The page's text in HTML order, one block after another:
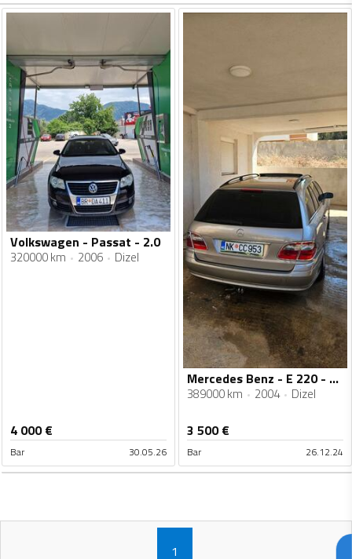
Volkswagen - Passat - 2.0
320000 km 2006 Dizel
4 000€
Bar 30.05.26
Mercedes Benz - E 220 - 2.2
389000 km 2004 Dizel
3 500€
Bar 26.12.24
1